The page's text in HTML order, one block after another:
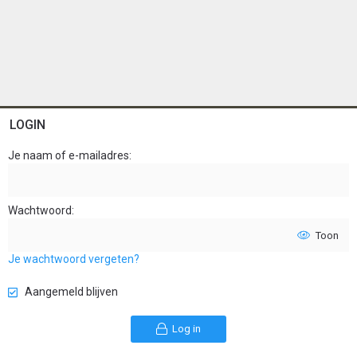
LOGIN
Je naam of e-mailadres
Wachtwoord
Toon
Je wachtwoord vergeten?
Aangemeld blijven
Log in